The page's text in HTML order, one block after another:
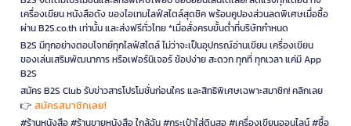
เครื่องเขียน หนังสือดัง ของไอเทมไลฟ์สไตล์สุดชิค พร้อมคูปองส่วนลดพิเศษเมื่อซื้อ
ผ่าน B2S.co.th เท่านั้น และส่งฟรีทั่วไทย *เมื่อสั่งครบขั้นต่ำที่บริษัทกำหนด
B2S มีทุกอย่างตอบโจทย์ทุกไลฟ์สไตล์ ไม่ว่าจะเป็นอุปกรณ์อ่านเขียน เครื่องเขียน
ของเล่นเสริมพัฒนาการ หรือเฟอร์นิเจอร์ ช้อปง่าย สะดวก ทุกที่ ทุกเวลา แค่มี App
B2S
สมัคร B2S Club รับข่าวสารโปรโมชั่นก่อนใคร และสิทธิพิเศษเฉพาะสมาชิก! คลิกเลย
👉 สมัครสมาชิกเลย!
#ร้านหนังสือ #ร้านขายหนังสือ ใกล้ฉัน #กระเป๋าใส่ดินสอ #เครื่องเขียนออนไลน์ #ซื้อ